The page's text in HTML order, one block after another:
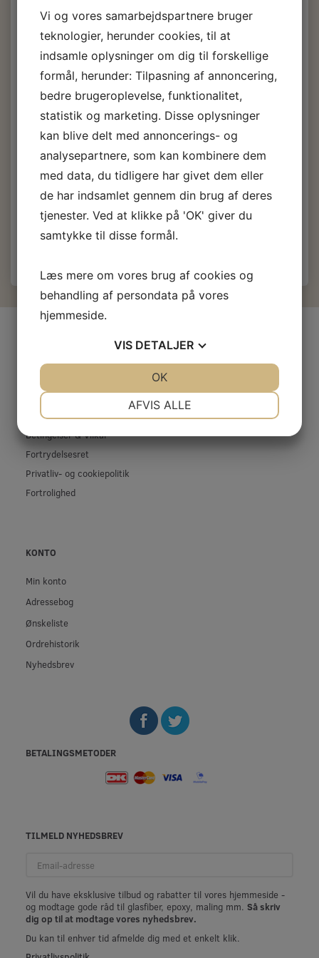
Da produktet kun kan sendes som stykgods, hvor prisen
varierer efter post nr., kan præcis fragttakst ikke beregnes.
Kontakt os angående denne.
Glasmåtte 450 gr. PB
hel rulle 35 kg.
1.575,00 DKKm/Moms
1.260,00 DKK u/Moms
Læg i kurv
Prof-Kunde
Fragt og levering
Betingelser & Vilkår
Fortrydelsesret
Privatliv- og cookiepolitik
Fortrolighed
KONTO
Min konto
Adressebog
Ønskeliste
Ordrehistorik
Nyhedsbrev
BETALINGSMETODER
TILMELD NYHEDSBREV
adresse
Vil du have eksklusive tilbud og rabatter til vores hjemmeside -
og modtage gode råd til glasfiber, epoxy, maling mm. Så skriv
dig op til at modtage vores nyhedsbrev.
Du kan til enhver tid afmelde dig med et enkelt klik.
Vi og vores samarbejdspartnere bruger
teknologier, herunder cookies, til at
indsamle oplysninger om dig til forskellige
formål, herunder: Tilpasning af annoncering,
bedre brugeroplevelse, funktionalitet,
statistik og marketing. Disse oplysninger
kan blive delt med annoncerings- og
analysepartnere, som kan kombinere dem
med data, du tidligere har givet dem eller
de har indsamlet gennem din brug af deres
tjenester. Ved at klikke på 'OK' giver du
samtykke til disse formål.
Læs mere om vores brug af cookies og
behandling af persondata på vores
hjemmeside.
VIS DETALJER
MARKETING
AFVIS ALLE
OK